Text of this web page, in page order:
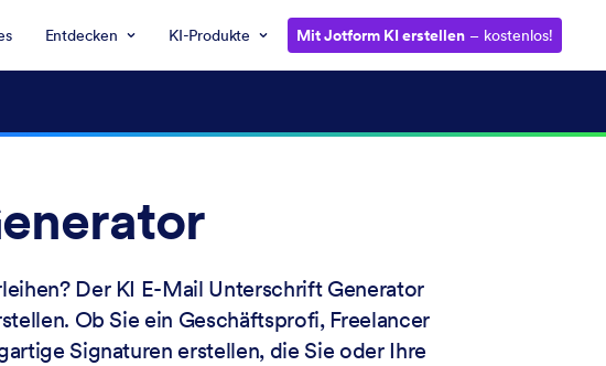
Entdecken KI-Produkte Mit Jotform KI erstellen – kostenlos!
Der KI E-Mail Unterschrift Generator
Ob Sie ein Geschäftsprofi, Freelancer
Signaturen erstellen, die Sie oder Ihre